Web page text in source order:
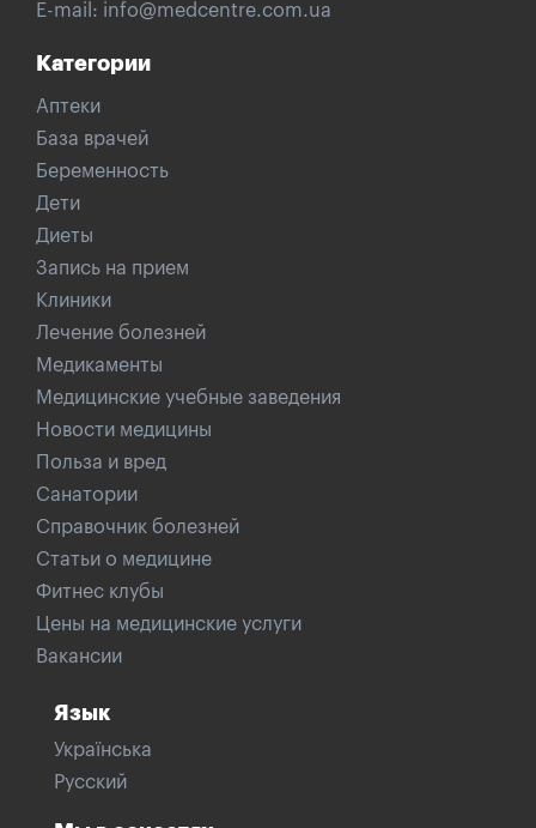
E-mail: info@medcentre.com.ua
Категории
Аптеки
База врачей
Беременность
Дети
Диеты
Запись на прием
Клиники
Лечение болезней
Медикаменты
Медицинские учебные заведения
Новости медицины
Польза и вред
Санатории
Справочник болезней
Статьи о медицине
Фитнес клубы
Цены на медицинские услуги
Вакансии
Язык
Українська
Русский